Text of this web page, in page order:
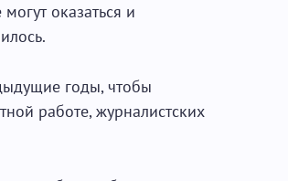
оказаться и
годы, чтобы
работе, журналистских